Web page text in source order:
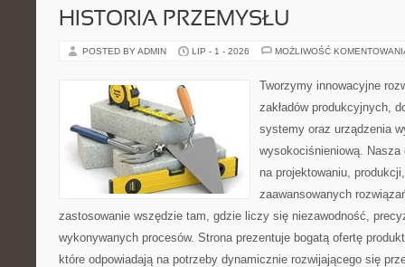
HISTORIA PRZEMYSŁU
POSTED BY ADMIN LIP - 1 - 2026 MOŻLIWOŚĆ
Tworzymy innowacyjne
zakładów produkcyjnych,
systemy oraz urządzenia
wysokociśnieniową. Nasza
na projektowaniu,
zaawansowanych
zastosowanie wszędzie tam, gdzie liczy się niezawodność,
wykonywanych procesów. Strona prezentuje bogatą ofertę
które odpowiadają na potrzeby dynamicznie rozwijającego się